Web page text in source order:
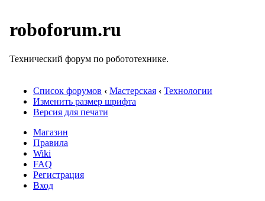
roboforum.ru
Технический форум по робототехнике.
Список форумов ‹ Мастерская ‹ Технологии
Изменить размер шрифта
Версия для печати
Магазин
Правила
Wiki
FAQ
Регистрация
Вход